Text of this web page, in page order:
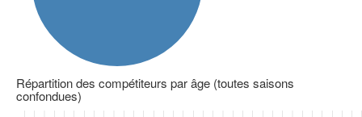
Répartition des compétiteurs par âge (toutes saisons
confondues)